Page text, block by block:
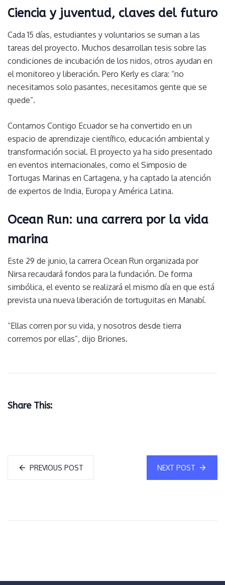
Ciencia y juventud, claves del futuro
Cada 15 días, estudiantes y voluntarios se suman a las
tareas del proyecto. Muchos desarrollan tesis sobre las
condiciones de incubación de los nidos, otros ayudan en
el monitoreo y liberación. Pero Kerly es clara: “no
necesitamos solo pasantes, necesitamos gente que se
quede”.
Contamos Contigo Ecuador se ha convertido en un
espacio de aprendizaje científico, educación ambiental y
transformación social. El proyecto ya ha sido presentado
en eventos internacionales, como el Simposio de
Tortugas Marinas en Cartagena, y ha captado la atención
de expertos de India, Europa y América Latina.
Ocean Run: una carrera por la vida
marina
Este 29 de junio, la carrera Ocean Run organizada por
Nirsa recaudará fondos para la fundación. De forma
simbólica, el evento se realizará el mismo día en que está
prevista una nueva liberación de tortuguitas en Manabí.
“Ellas corren por su vida, y nosotros desde tierra
corremos por ellas”, dijo Briones.
Share This:
PREVIOUS POST NEXT POST